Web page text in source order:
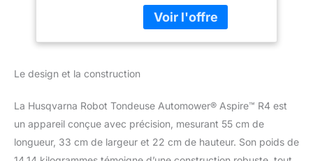
définissez et ajustez les
zones de tonte et
contourne les obstacles
de manière autonome –
pour une tonte
ininterrompue qui
Le design et la construction
La Husqvarna Robot Tondeuse Automower® Aspire™ R4 est
un appareil conçue avec précision, mesurant 55 cm de
longueur, 33 cm de largeur et 22 cm de hauteur. Son poids de